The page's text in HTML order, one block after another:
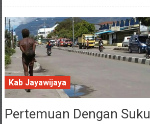
Kab Jayawijaya
12 May 2018
Pertemuan Dengan Suku